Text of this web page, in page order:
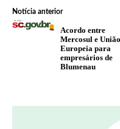
Notícia anterior
Acordo entre
Mercosul e União
Europeia para
empresários de
Blumenau